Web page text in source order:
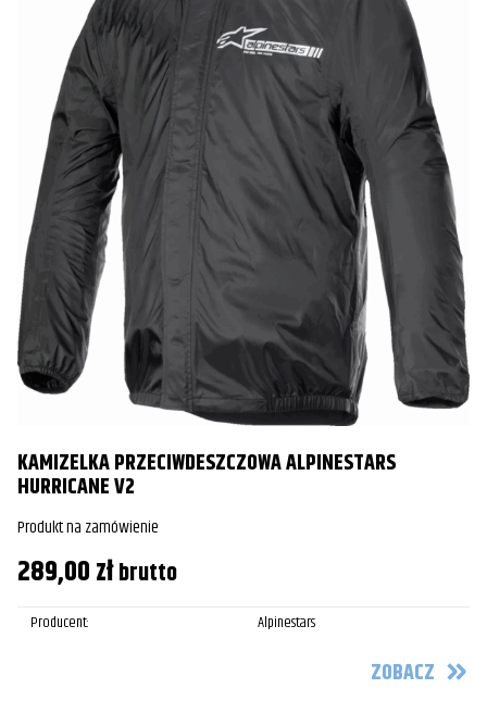
KAMIZELKA PRZECIWDESZCZOWA ALPINESTARS
HURRICANE V2
Produkt na zamówienie
289,00złbrutto
Producent: Alpinestars
ZOBACZ